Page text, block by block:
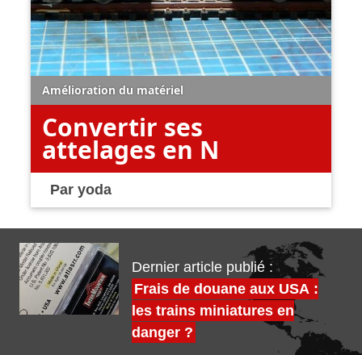
Amélioration du matériel
Convertir ses
attelages en N
Par yoda
Dernier article publié :
Frais de douane aux USA :
les trains miniatures en
danger ?